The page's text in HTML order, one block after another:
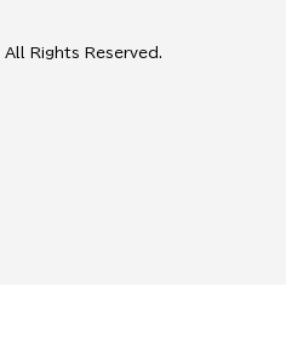
Rights Reserved.